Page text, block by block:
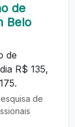
de
Belo
de
R$ 135,
de